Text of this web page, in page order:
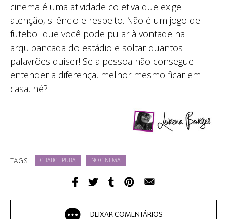
cinema é uma atividade coletiva que exige
atenção, silêncio e respeito. Não é um jogo de
futebol que você pode pular à vontade na
arquibancada do estádio e soltar quantos
palavrões quiser! Se a pessoa não consegue
entender a diferença, melhor mesmo ficar em
casa, né?
TAGS: CHATICE PURA NO CINEMA
DEIXAR COMENTÁRIOS